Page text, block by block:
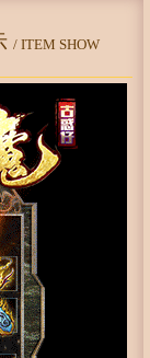
/ ITEM SHOW